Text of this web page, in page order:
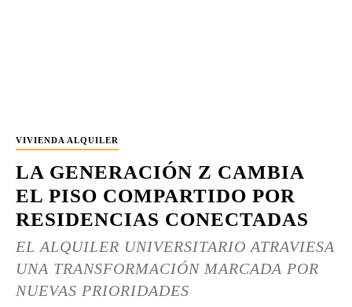
VIVIENDA ALQUILER
LA GENERACIÓN Z CAMBIA
EL PISO COMPARTIDO POR
RESIDENCIAS CONECTADAS
EL ALQUILER UNIVERSITARIO ATRAVIESA
UNA TRANSFORMACIÓN MARCADA POR
NUEVAS PRIORIDADES